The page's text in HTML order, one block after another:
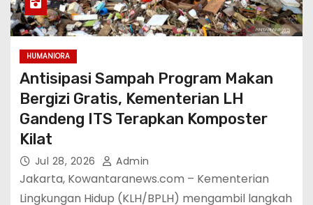
HUMANIORA
Antisipasi Sampah Program Makan
Bergizi Gratis, Kementerian LH
Gandeng ITS Terapkan Komposter
Kilat
Jul 28, 2026 Admin
Jakarta, Kowantaranews.com – Kementerian
Lingkungan Hidup (KLH/BPLH) mengambil langkah